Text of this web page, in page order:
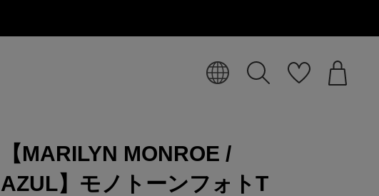
【MARILYN MONROE /
AZUL】モノトーンフォトT